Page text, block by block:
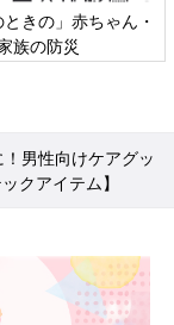
木かおりさんの人生
相談
男性向けケアグッ
クアイテム】